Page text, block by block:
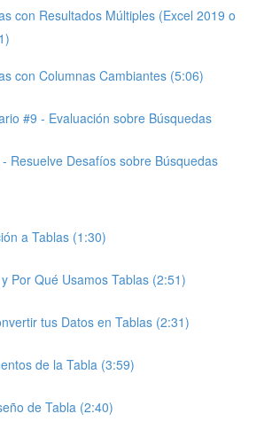
con Resultados Múltiples (Excel 2019 o
con Columnas Cambiantes (5:06)
#9 - Evaluación sobre Búsquedas
Resuelve Desafíos sobre Búsquedas
a Tablas (1:30)
Por Qué Usamos Tablas (2:51)
tus Datos en Tablas (2:31)
de la Tabla (3:59)
de Tabla (2:40)